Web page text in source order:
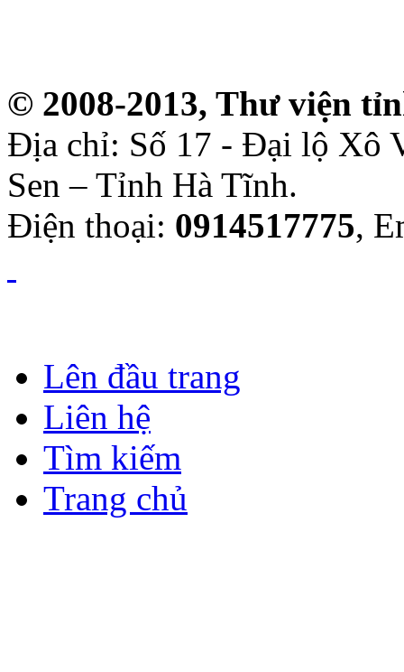
© 2008-2013, Thư viện
Địa chỉ: Số 17 - Đại lộ Xô
Sen – Tỉnh Hà Tĩnh.
Điện thoại: 0914517775,
Lên đầu trang
Liên hệ
Tìm kiếm
Trang chủ